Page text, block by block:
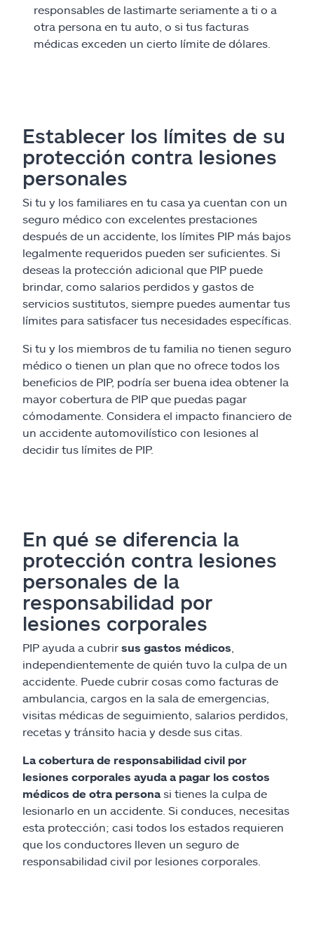
responsables de lastimarte seriamente a ti o a
otra persona en tu auto, o si tus facturas
médicas exceden un cierto límite de dólares.
Establecer los límites de su
protección contra lesiones
personales
Si tu y los familiares en tu casa ya cuentan con un
seguro médico con excelentes prestaciones
después de un accidente, los límites PIP más bajos
legalmente requeridos pueden ser suficientes. Si
deseas la protección adicional que PIP puede
brindar, como salarios perdidos y gastos de
servicios sustitutos, siempre puedes aumentar tus
límites para satisfacer tus necesidades específicas.
Si tu y los miembros de tu familia no tienen seguro
médico o tienen un plan que no ofrece todos los
beneficios de PIP, podría ser buena idea obtener la
mayor cobertura de PIP que puedas pagar
cómodamente. Considera el impacto financiero de
un accidente automovilístico con lesiones al
decidir tus límites de PIP.
En qué se diferencia la
protección contra lesiones
personales de la
responsabilidad por
lesiones corporales
PIP ayuda a cubrir sus gastos médicos
independientemente de quién tuvo la culpa de un
accidente. Puede cubrir cosas como facturas de
ambulancia, cargos en la sala de emergencias,
visitas médicas de seguimiento, salarios perdidos,
recetas y tránsito hacia y desde sus citas.
La cobertura de responsabilidad civil por
lesiones corporales ayuda a pagar los costos
médicos de otra persona si tienes la culpa de
lesionarlo en un accidente. Si conduces, necesitas
esta protección; casi todos los estados requieren
que los conductores lleven un seguro de
responsabilidad civil por lesiones corporales.